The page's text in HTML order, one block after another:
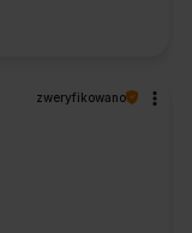
zweryfikowano